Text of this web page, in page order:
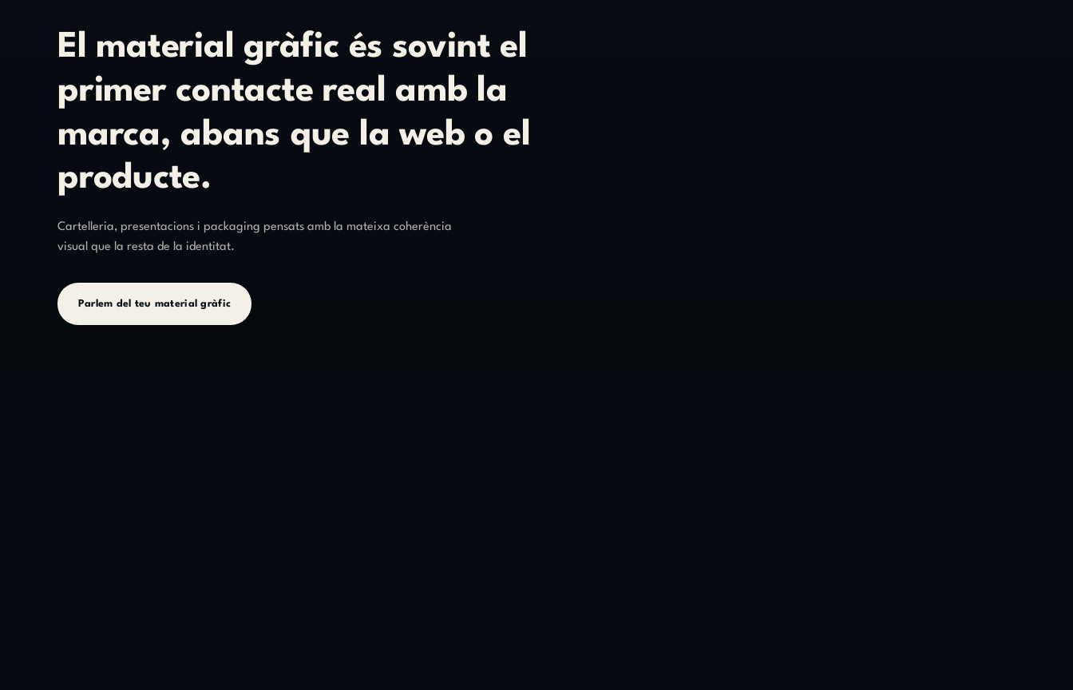
El material gràfic és sovint el
primer contacte real amb la
marca, abans que la web o el
producte.
Cartelleria, presentacions i packaging pensats amb la mateixa coherència
visual que la resta de la identitat.
Parlem del teu material gràfic